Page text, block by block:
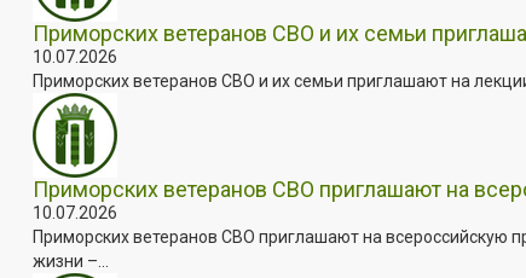
Приморских ветеранов СВО и их семьи
10.07.2026
Приморских ветеранов СВО и их семьи приглашают на
Приморских ветеранов СВО приглашают на
10.07.2026
Приморских ветеранов СВО приглашают на всероссийскую
жизни –...